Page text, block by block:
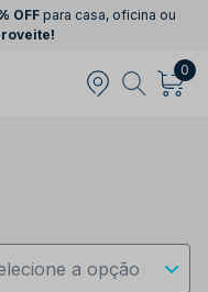
OFFpara casa, oficina ou
0